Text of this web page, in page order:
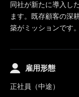
同社が新たに導入し
ます。既存顧客の深
築がミッションです。
雇用形態
正社員（中途）